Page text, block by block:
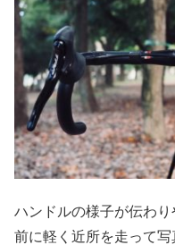
ハンドルの様子が伝わ
前に軽く近所を走って